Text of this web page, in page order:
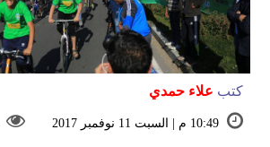
كتب علاء حمدي
10:49 م | السبت 11 نوفمبر 2017